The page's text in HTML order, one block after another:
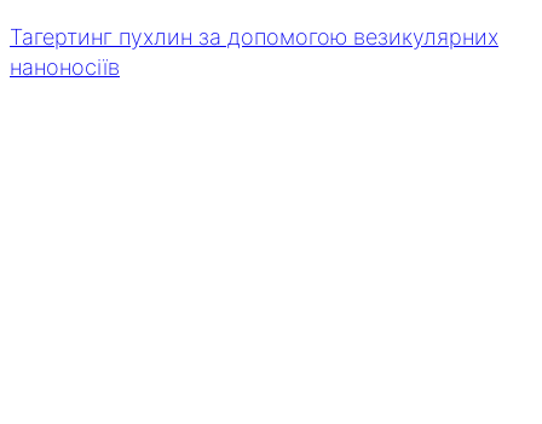
Тагертинг пухлин за допомогою везикулярних
наноносіїв